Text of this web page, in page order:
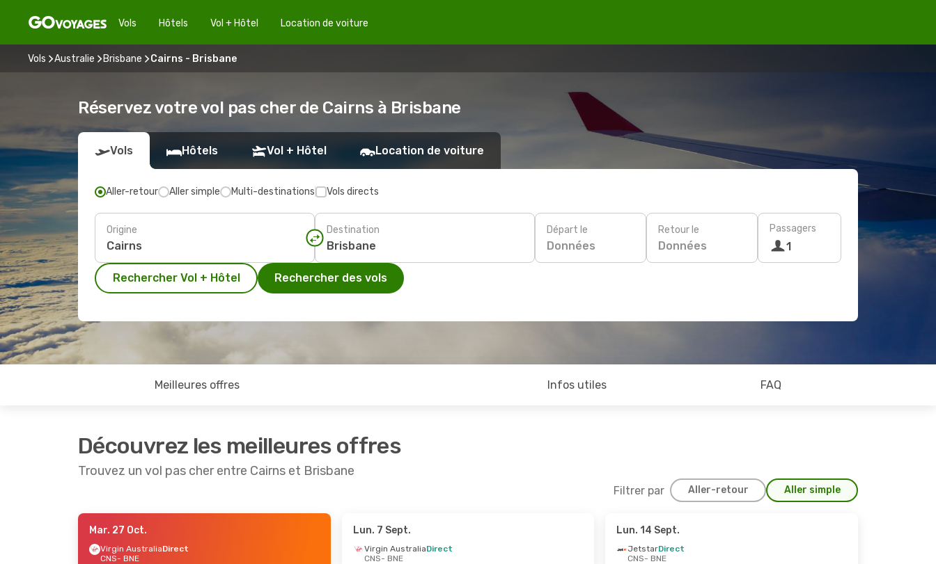
Vols Hôtels Vol + Hôtel Location de voiture
Vols Australie Brisbane Cairns - Brisbane
Réservez votre vol pas cher de Cairns à Brisbane
Vols Hôtels Vol + Hôtel Location de voiture
Aller-retour Aller simple Multi-destinations Vols directs
Origine Destination Départ le
Données
Retour le
Données
Passagers
1
Rechercher Vol + Hôtel Rechercher des vols
Meilleures offres Infos utiles FAQ
Découvrez les meilleures offres
Trouvez un vol pas cher entre Cairns et Brisbane
Filtrer par Aller-retour Aller simple
- Sam. 29 Août
Mar. 27 Oct.
Virgin AustraliaDirect
CNS- BNE
Lun. 7 Sept.
Virgin AustraliaDirect
CNS- BNE
Lun. 14 Sept.
JetstarDirect
CNS- BNE